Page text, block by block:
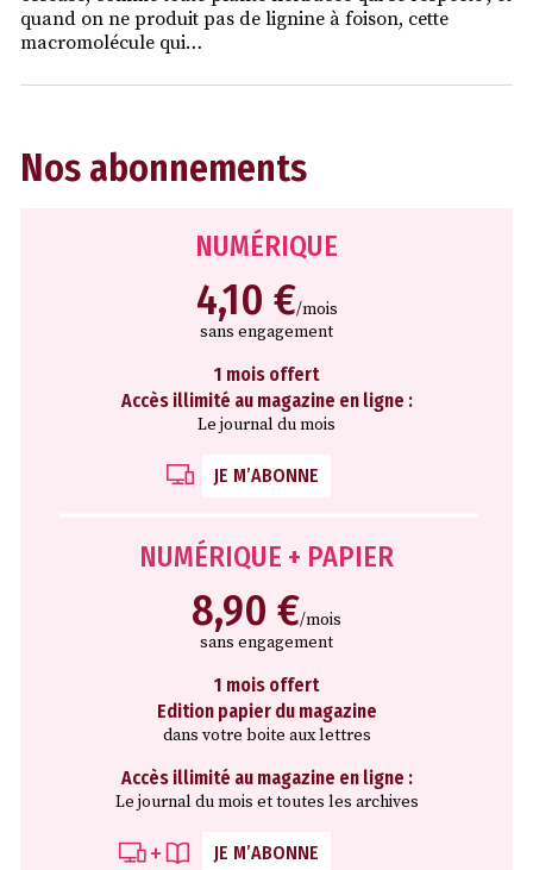
quand on ne produit pas de lignine à foison, cette
macromolécule qui…
Nos abonnements
NUMÉRIQUE
4,10 €/mois
sans engagement
1 mois offert
Accès illimité au magazine en ligne :
Le journal du mois
JE M’ABONNE
NUMÉRIQUE + PAPIER
8,90 €/mois
sans engagement
1 mois offert
Edition papier du magazine
dans votre boite aux lettres
Accès illimité au magazine en ligne :
Le journal du mois et toutes les archives
JE M’ABONNE